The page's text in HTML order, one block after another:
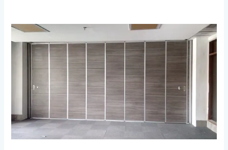
Manfaat
Menggunakan
Partisi